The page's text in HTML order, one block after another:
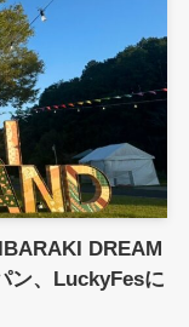
DREAM
ン、LuckyFesに